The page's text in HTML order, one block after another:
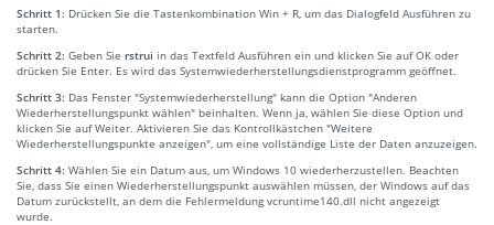
Schritt 1: Drücken Sie die Tastenkombination Win + R, um das Dialogfeld Ausführen zu
starten.
Schritt 2: Geben Sie rstrui in das Textfeld Ausführen ein und klicken Sie auf OK oder
drücken Sie Enter. Es wird das Systemwiederherstellungsdienstprogramm geöffnet.
Schritt 3: Das Fenster "Systemwiederherstellung" kann die Option "Anderen
Wiederherstellungspunkt wählen" beinhalten. Wenn ja, wählen Sie diese Option und
klicken Sie auf Weiter. Aktivieren Sie das Kontrollkästchen "Weitere
Wiederherstellungspunkte anzeigen", um eine vollständige Liste der Daten anzuzeigen.
Schritt 4: Wählen Sie ein Datum aus, um Windows 10 wiederherzustellen. Beachten
Sie, dass Sie einen Wiederherstellungspunkt auswählen müssen, der Windows auf das
Datum zurückstellt, an dem die Fehlermeldung vcruntime140.dll nicht angezeigt
wurde.